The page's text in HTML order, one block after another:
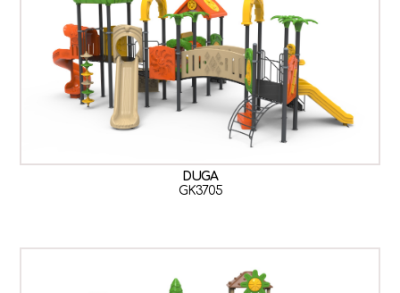
DUGA
GK3705